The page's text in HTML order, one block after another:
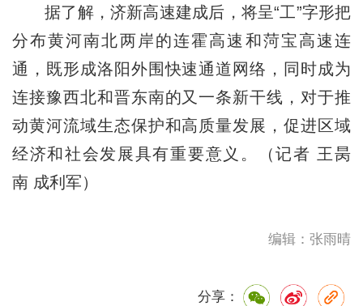
据了解，济新高速建成后，将呈“工”字形把
分布黄河南北两岸的连霍高速和菏宝高速连
通，既形成洛阳外围快速通道网络，同时成为
连接豫西北和晋东南的又一条新干线，对于推
动黄河流域生态保护和高质量发展，促进区域
经济和社会发展具有重要意义。（记者 王昺
南 成利军）
编辑：张雨晴
分享：